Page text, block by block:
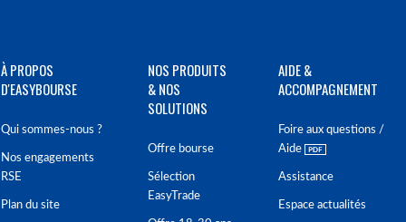
À PROPOS
D'EASYBOURSE
Qui sommes-nous ?
Nos engagements
RSE
Plan du site
NOS PRODUITS
& NOS
SOLUTIONS
Offre bourse
Sélection
EasyTrade
AIDE &
ACCOMPAGNEMENT
Foire aux questions /
Aide
Assistance
Espace actualités